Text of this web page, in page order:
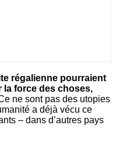
régalienne pourraient
la force des choses,
ne sont pas des utopies
a déjà vécu ce
– dans d’autres pays